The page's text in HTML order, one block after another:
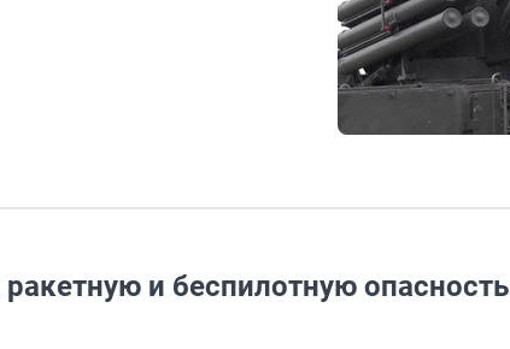
и беспилотную опасность